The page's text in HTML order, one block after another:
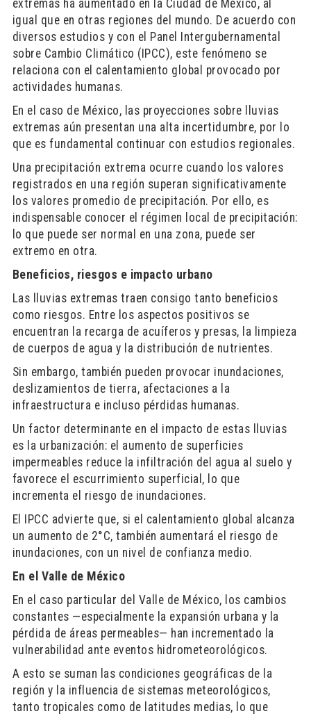
extremas ha aumentado en la Ciudad de México, al
igual que en otras regiones del mundo. De acuerdo con
diversos estudios y con el Panel Intergubernamental
sobre Cambio Climático (IPCC), este fenómeno se
relaciona con el calentamiento global provocado por
actividades humanas.
En el caso de México, las proyecciones sobre lluvias
extremas aún presentan una alta incertidumbre, por lo
que es fundamental continuar con estudios regionales.
Una precipitación extrema ocurre cuando los valores
registrados en una región superan significativamente
los valores promedio de precipitación. Por ello, es
indispensable conocer el régimen local de precipitación:
lo que puede ser normal en una zona, puede ser
extremo en otra.
Beneficios, riesgos e impacto urbano
Las lluvias extremas traen consigo tanto beneficios
como riesgos. Entre los aspectos positivos se
encuentran la recarga de acuíferos y presas, la limpieza
de cuerpos de agua y la distribución de nutrientes.
Sin embargo, también pueden provocar inundaciones,
deslizamientos de tierra, afectaciones a la
infraestructura e incluso pérdidas humanas.
Un factor determinante en el impacto de estas lluvias
es la urbanización: el aumento de superficies
impermeables reduce la infiltración del agua al suelo y
favorece el escurrimiento superficial, lo que
incrementa el riesgo de inundaciones.
El IPCC advierte que, si el calentamiento global alcanza
un aumento de 2°C, también aumentará el riesgo de
inundaciones, con un nivel de confianza medio.
En el Valle de México
En el caso particular del Valle de México, los cambios
constantes —especialmente la expansión urbana y la
pérdida de áreas permeables— han incrementado la
vulnerabilidad ante eventos hidrometeorológicos.
A esto se suman las condiciones geográficas de la
región y la influencia de sistemas meteorológicos,
tanto tropicales como de latitudes medias, lo que